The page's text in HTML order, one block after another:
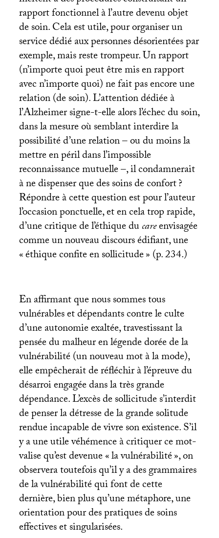
rapport fonctionnel à l’autre devenu objet
de soin. Cela est utile, pour organiser un
service dédié aux personnes désorientées par
exemple, mais reste trompeur. Un rapport
(n’importe quoi peut être mis en rapport
avec n’importe quoi) ne fait pas encore une
relation (de soin). L’attention dédiée à
l’Alzheimer signe-t-elle alors l’échec du soin,
dans la mesure où semblant interdire la
possibilité d’une relation – ou du moins la
mettre en péril dans l’impossible
reconnaissance mutuelle –, il condamnerait
à ne dispenser que des soins de confort?
Répondre à cette question est pour l’auteur
l’occasion ponctuelle, et en cela trop rapide,
d’une critique de l’éthique ducareenvisagée
comme un nouveau discours édifiant, une
«éthique confite en sollicitude» (p. 234.)
En affirmant que nous sommes tous
vulnérables et dépendants contre le culte
d’une autonomie exaltée, travestissant la
pensée du malheur en légende dorée de la
vulnérabilité (un nouveau mot à la mode),
elle empêcherait de réfléchir à l’épreuve du
désarroi engagée dans la très grande
dépendance. L’excès de sollicitude s’interdit
de penser la détresse de la grande solitude
rendue incapable de vivre son existence. S’il
y a une utile véhémence à critiquer ce mot-
valise qu’est devenue «la vulnérabilité», on
observera toutefois qu’il y a des grammaires
de la vulnérabilité qui font de cette
dernière, bien plus qu’une métaphore, une
orientation pour des pratiques de soins
effectives et singularisées.